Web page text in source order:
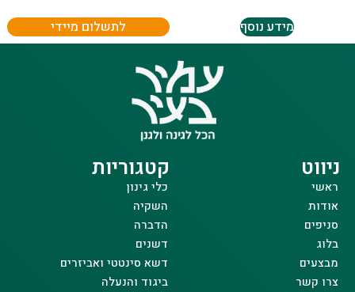
מידע נוסף
לתשלום מיידי
ניווט
ראשי
אודות
סניפים
בלוג
מבצעים
צרו קשר
קטגוריות
כלי גינון
השקיה
הדברה
דשנים
דשא סינטטי ואביזרים
ביגוד והנעלה